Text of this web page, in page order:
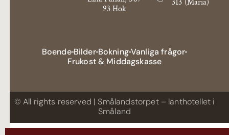
93 Hok
313 (Maria)
BoendeBilderBokningVanliga frågor
Frukost & Middagskasse
© All rights reserved | Smålandstorpet – lanthotellet i
Småland